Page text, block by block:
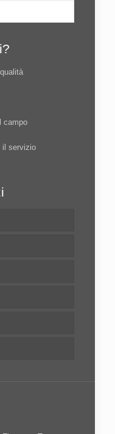
campo
il servizio